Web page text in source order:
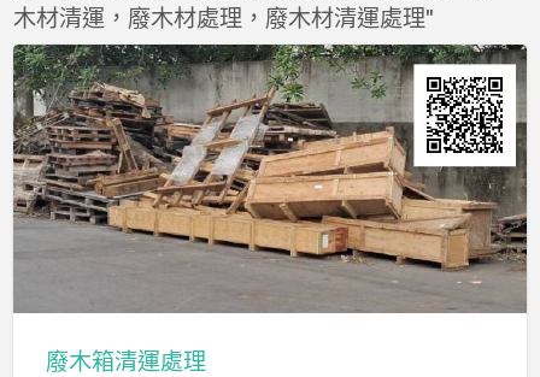
木材清運，廢木材處理，廢木材清運處理"
廢
木
箱
清
運
處
廢木箱清運處理